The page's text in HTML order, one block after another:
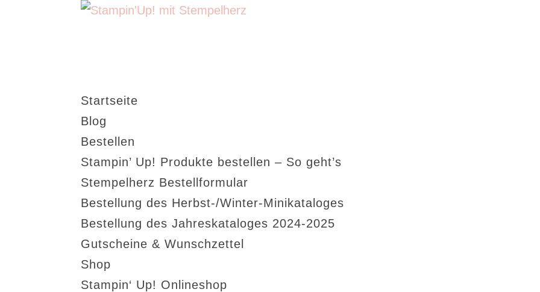
Startseite
Blog
Bestellen
Stampin’ Up! Produkte bestellen – So geht’s
Stempelherz Bestellformular
Bestellung des Herbst-/Winter-Minikataloges
Bestellung des Jahreskataloges 2024-2025
Gutscheine & Wunschzettel
Shop
Stampin‘ Up! Onlineshop